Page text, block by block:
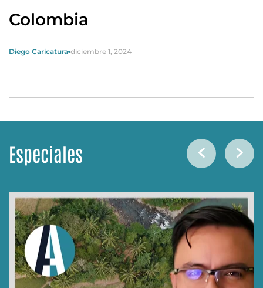
Colombia
Diego Caricatura diciembre 1, 2024
Especiales